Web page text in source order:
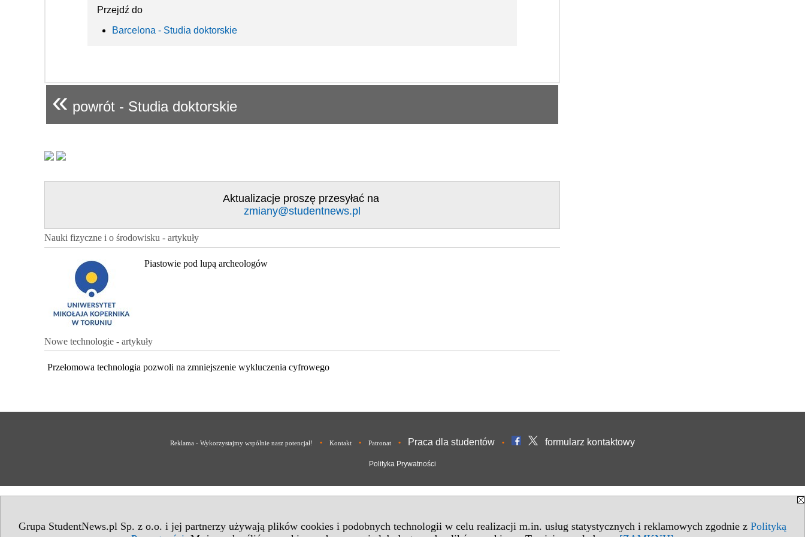
Grupa StudentNews.pl Sp. z o.o. i jej partnerzy używają plików cookies i podobnych technologii w celu realizacji m.in. usług statystycznych i reklamowych zgodnie z Polityką
Przejdź do
Barcelona - Studia doktorskie
« powrót - Studia doktorskie
Aktualizacje proszę przesyłać na
zmiany@studentnews.pl
Nauki fizyczne i o środowisku - artykuły
Piastowie pod lupą archeologów
Nowe technologie - artykuły
Przełomowa technologia pozwoli na zmniejszenie wykluczenia cyfrowego
Reklama - Wykorzystajmy wspólnie nasz potencjał! • Kontakt • Patronat • Praca dla studentów • formularz kontaktowy
Polityka Prywatności